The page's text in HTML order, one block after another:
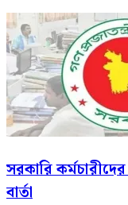
সরকারি
বার্তা